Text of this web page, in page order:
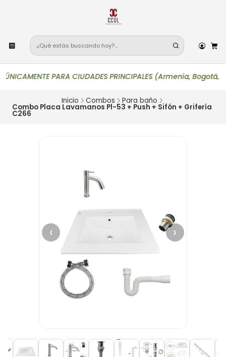
PARA CIUDADES PRINCIPALES (Armenia,
Inicio Combos Para baño
Combo Placa Lavamanos Pl-53 + Push + Sifón + Grifería
C266
‹ ›